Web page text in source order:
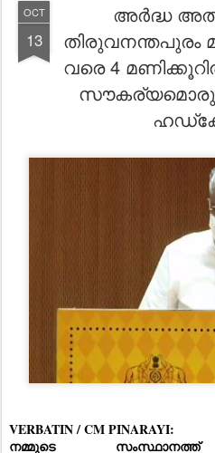
OCT
13
അര്‍ദ്ധ
വരെ 4
VERBATIN / CM PINARAYI:
നമ്മുടെ സംസ്ഥാനത്ത്